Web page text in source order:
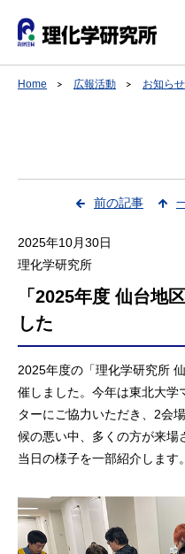
Home 広報活動 お知らせ
前の記事
2025年10月30日
理化学研究所
「2025年度 仙台地
した
2025年度の「理化学研究所
催しました。今年は東北大学
ターにご協力いただき、2会
候の悪い中、多くの方が来場
当日の様子を一部紹介します。